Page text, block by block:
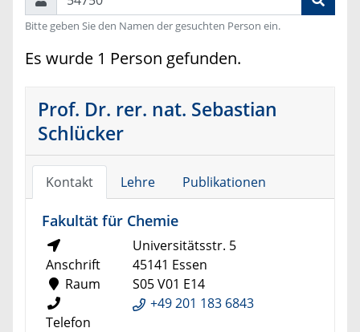
Bitte geben Sie den Namen der gesuchten Person ein.
Es wurde 1 Person gefunden.
Prof. Dr. rer. nat. Sebastian
Schlücker
Kontakt Lehre Publikationen
Fakultät für Chemie
Anschrift
Universitätsstr. 5
45141 Essen
Raum
S05 V01 E14
Telefon
+49 201 183 6843